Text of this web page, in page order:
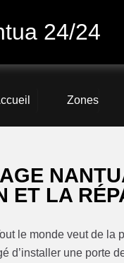
24/24
Zones
ET LA
le monde veut de
d’installer une porte